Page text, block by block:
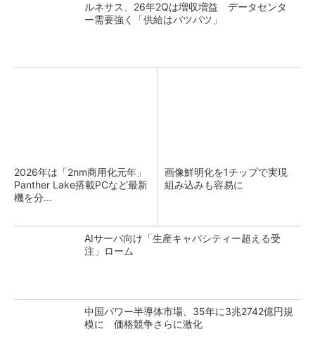
ルネサス、26年2Qは増収増益 データセンタ
ー需要強く「供給はパツパツ」
2026年は「2nm商用化元年」
Panther Lake搭載PCなど最新
機を分...
画像鮮明化を1チップで実現
組み込みも容易に
AIサーバ向け「生産キャパシティー超える受
注」ローム
中国パワー半導体市場、35年に3兆2742億円規
模に 価格競争さらに激化